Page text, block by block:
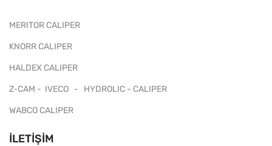
MERITOR CALIPER
KNORR CALIPER
HALDEX CALIPER
Z-CAM - IVECO - HYDROLIC - CALIPER
WABCO CALIPER
İLETIŞIM